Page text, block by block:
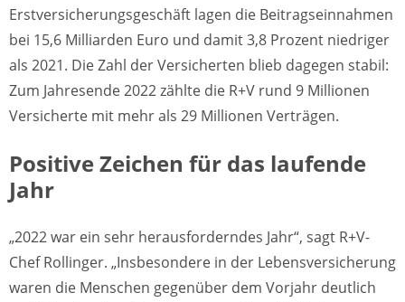
Erstversicherungsgeschäft lagen die Beitragseinnahmen
bei 15,6 Milliarden Euro und damit 3,8 Prozent niedriger
als 2021. Die Zahl der Versicherten blieb dagegen stabil:
Zum Jahresende 2022 zählte die R+V rund 9 Millionen
Versicherte mit mehr als 29 Millionen Verträgen.
Positive Zeichen für das laufende
Jahr
„2022 war ein sehr herausforderndes Jahr“, sagt R+V-
Chef Rollinger. „Insbesondere in der Lebensversicherung
waren die Menschen gegenüber dem Vorjahr deutlich